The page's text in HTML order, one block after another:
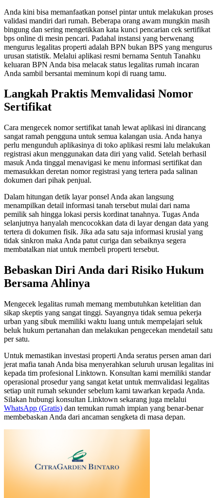
Anda kini bisa memanfaatkan ponsel pintar untuk melakukan proses
validasi mandiri dari rumah. Beberapa orang awam mungkin masih
bingung dan sering mengetikkan kata kunci pencarian cek sertifikat
bps online di mesin pencari. Padahal instansi yang berwenang
mengurus legalitas properti adalah BPN bukan BPS yang mengurus
urusan statistik. Melalui aplikasi resmi bernama Sentuh Tanahku
keluaran BPN Anda bisa melacak status legalitas rumah incaran
Anda sambil bersantai meminum kopi di ruang tamu.
Langkah Praktis Memvalidasi Nomor
Sertifikat
Cara mengecek nomor sertifikat tanah lewat aplikasi ini dirancang
sangat ramah pengguna untuk semua kalangan usia. Anda hanya
perlu mengunduh aplikasinya di toko aplikasi resmi lalu melakukan
registrasi akun menggunakan data diri yang valid. Setelah berhasil
masuk Anda tinggal menavigasi ke menu informasi sertifikat dan
memasukkan deretan nomor registrasi yang tertera pada salinan
dokumen dari pihak penjual.
Dalam hitungan detik layar ponsel Anda akan langsung
menampilkan detail informasi tanah tersebut mulai dari nama
pemilik sah hingga lokasi persis kordinat tanahnya. Tugas Anda
selanjutnya hanyalah mencocokkan data di layar dengan data yang
tertera di dokumen fisik. Jika ada satu saja informasi krusial yang
tidak sinkron maka Anda patut curiga dan sebaiknya segera
membatalkan niat untuk membeli properti tersebut.
Bebaskan Diri Anda dari Risiko Hukum
Bersama Ahlinya
Mengecek legalitas rumah memang membutuhkan ketelitian dan
sikap skeptis yang sangat tinggi. Sayangnya tidak semua pekerja
urban yang sibuk memiliki waktu luang untuk mempelajari seluk
beluk hukum pertanahan dan melakukan pengecekan mendetail satu
per satu.
Untuk memastikan investasi properti Anda seratus persen aman dari
jerat mafia tanah Anda bisa menyerahkan seluruh urusan legalitas ini
kepada tim profesional Linktown. Konsultan kami memiliki standar
operasional prosedur yang sangat ketat untuk memvalidasi legalitas
setiap unit rumah sekunder sebelum kami tawarkan kepada Anda.
Silakan hubungi konsultan Linktown sekarang juga melalui
WhatsApp (Gratis) dan temukan rumah impian yang benar-benar
membebaskan Anda dari ancaman sengketa di masa depan.